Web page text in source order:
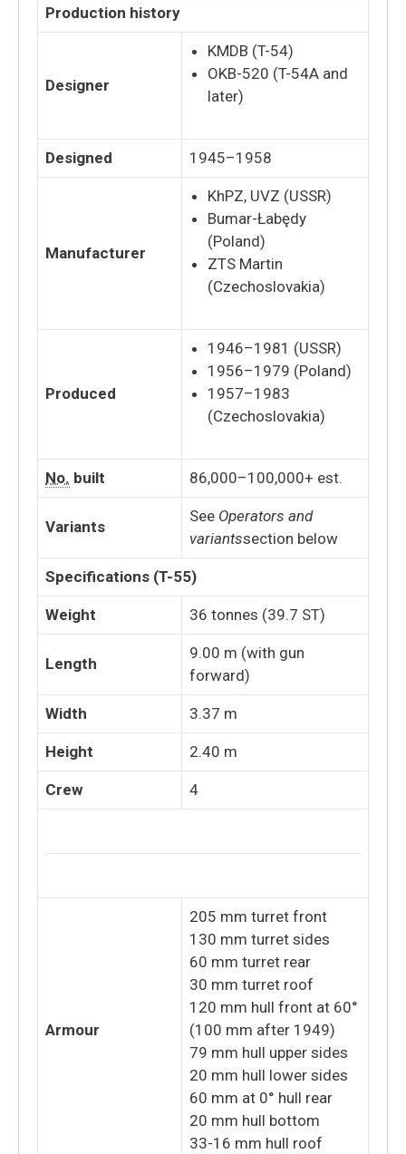
Production history
Designer
KMDB (T-54)
OKB-520 (T-54A and
later)
Designed 1945–1958
Manufacturer
KhPZ, UVZ (USSR)
Bumar-Łabędy
(Poland)
ZTS Martin
(Czechoslovakia)
Produced
1946–1981 (USSR)
1956–1979 (Poland)
1957–1983
(Czechoslovakia)
No. built 86,000–100,000+ est.
Variants
See Operators and
variantssection below
Specifications (T-55)
Weight 36 tonnes (39.7 ST)
Length
9.00 m (with gun
forward)
Width 3.37 m
Height 2.40 m
Crew 4
Armour
205 mm turret front
130 mm turret sides
60 mm turret rear
30 mm turret roof
120 mm hull front at 60°
(100 mm after 1949)
79 mm hull upper sides
20 mm hull lower sides
60 mm at 0° hull rear
20 mm hull bottom
33-16 mm hull roof